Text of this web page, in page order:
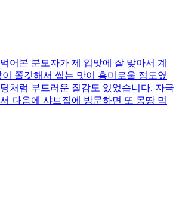
어본 분모자가 제 입맛에 잘 맞아서 계
쫄깃해서 씹는 맛이 흥미로울 정도였
처럼 부드러운 질감도 있었습니다. 자극
다음에 샤브집에 방문하면 또 몽땅 먹